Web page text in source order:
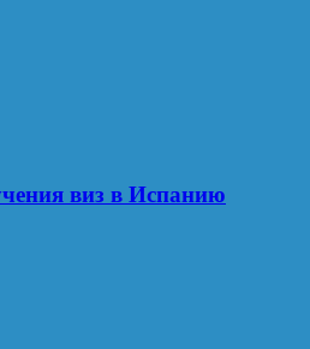
виз в Испанию